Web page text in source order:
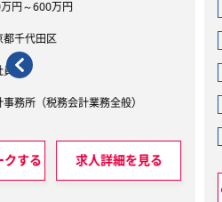
募集職種 会計事務所（全般）